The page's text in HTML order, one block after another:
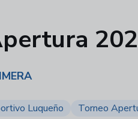
Luqueño Torneo